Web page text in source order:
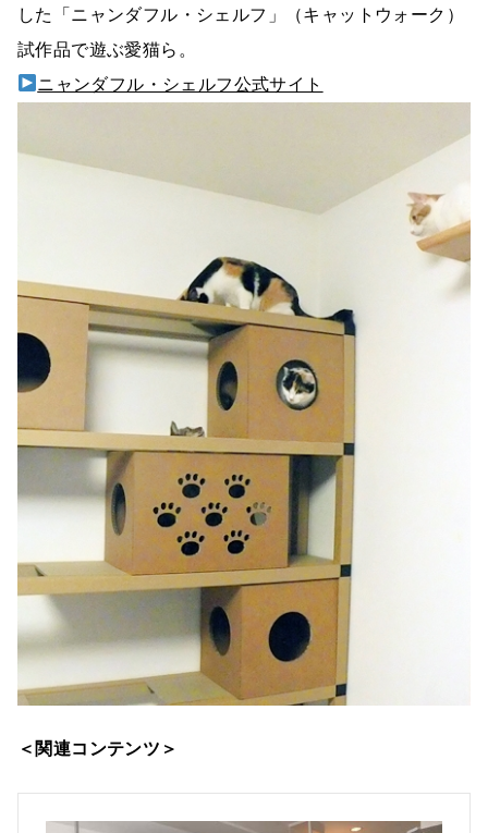
した「ニャンダフル・シェルフ」（キャットウォーク）
試作品で遊ぶ愛猫ら。
ニャンダフル・シェルフ公式サイト
＜関連コンテンツ＞